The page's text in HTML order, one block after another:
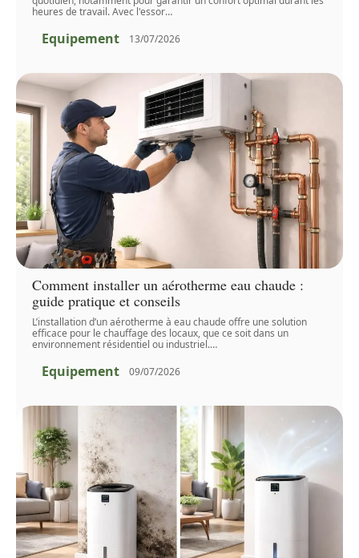
heures de travail. Avec l'essor…
Equipement 13/07/2026
Comment installer un aérotherme eau chaude :
guide pratique et conseils
L’installation d’un aérotherme à eau chaude offre une solution
efficace pour le chauffage des locaux, que ce soit dans un
environnement résidentiel ou industriel.…
Equipement 09/07/2026